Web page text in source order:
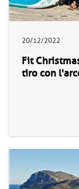
20/12/2022
Fit
tiro con